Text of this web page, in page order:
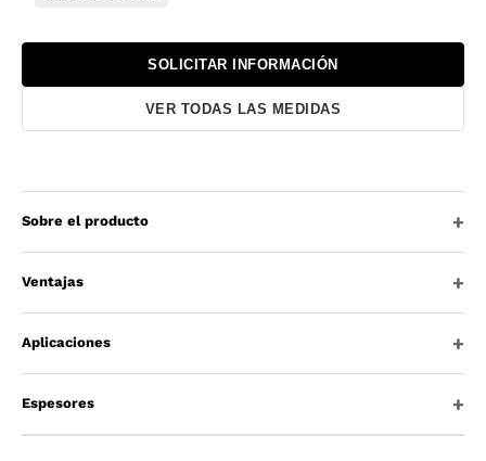
SOLICITAR INFORMACIÓN
VER TODAS LAS MEDIDAS
Sobre el producto
Ventajas
Aplicaciones
Espesores